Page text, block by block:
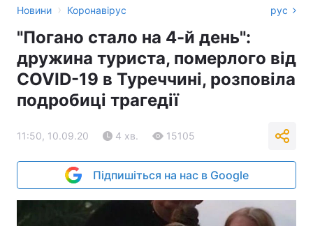
Новини › Коронавірус рус
"Погано стало на 4-й день":
дружина туриста, померлого від
COVID-19 в Туреччині, розповіла
подробиці трагедії
11:50, 10.09.20 4 хв. 15105
Підпишіться на нас в Google